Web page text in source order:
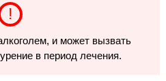
и может вызвать
в период лечения.